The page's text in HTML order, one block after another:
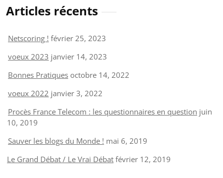
Articles récents
Netscoring ! février 25, 2023
voeux 2023 janvier 14, 2023
Bonnes Pratiques octobre 14, 2022
voeux 2022 janvier 3, 2022
Procès France Telecom : les questionnaires en question juin
10, 2019
Sauver les blogs du Monde ! mai 6, 2019
Le Grand Débat / Le Vrai Débat février 12, 2019